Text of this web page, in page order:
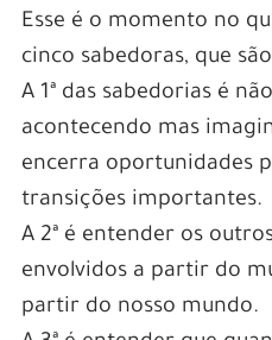
Esse é o momento no
cinco sabedoras, que
A 1ª das sabedorias é
acontecendo mas
encerra oportunidades
transições importantes.
A 2ª é entender os
envolvidos a partir do
partir do nosso mundo.